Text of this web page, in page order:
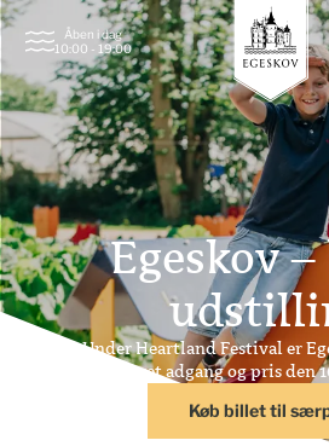
Åben i dag
10:00 - 19:00
Egeskov
Under Heartland Festival er
reduceret adgang og pris den
Køb billet til